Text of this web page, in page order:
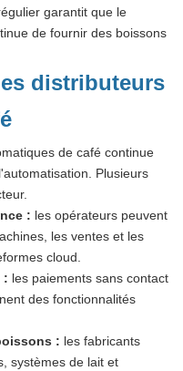
garantit que le
de fournir des boissons
distributeurs
de café continue
Plusieurs
: les opérateurs peuvent
les ventes et les
cloud.
: les paiements sans contact
des fonctionnalités
: les fabricants
systèmes de lait et